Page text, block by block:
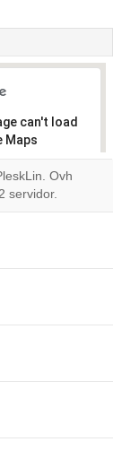
can't load
Maps
OK
Ovh
servidor.